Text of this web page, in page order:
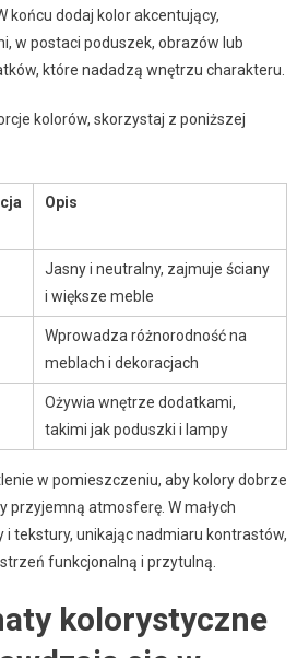
końcu dodaj kolor akcentujący,
w postaci poduszek, obrazów lub
które nadadzą wnętrzu charakteru.
kolorów, skorzystaj z poniższej
Opis
Jasny i neutralny, zajmuje ściany
i większe meble
Wprowadza różnorodność na
meblach i dekoracjach
Ożywia wnętrze dodatkami,
takimi jak poduszki i lampy
w pomieszczeniu, aby kolory dobrze
przyjemną atmosferę. W małych
tekstury, unikając nadmiaru kontrastów,
funkcjonalną i przytulną.
kolorystyczne